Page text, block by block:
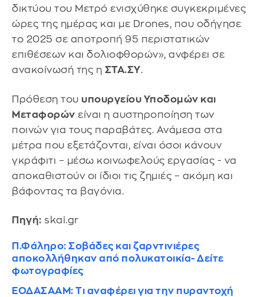
δικτύου του Μετρό ενισχύθηκε συγκεκριμένες
ώρες της ημέρας και με Drones, που οδήγησε
το 2025 σε αποτροπή 95 περιστατικών
επιθέσεων και δολιοφθορών», ανφέρει σε
ανακοίνωσή της η ΣΤΑ.ΣΥ.
Πρόθεση του υπουργείου Υποδομών και
Μεταφορών είναι η αυστηροποίηση των
ποινών για τους παραβάτες. Ανάμεσα στα
μέτρα που εξετάζονται, είναι όσοι κάνουν
γκράφιτι – μέσω κοινωφελούς εργασίας - να
αποκαθιστούν οι ίδιοι τις ζημιές – ακόμη και
βάφοντας τα βαγόνια.
Πηγή: skai.gr
Π.Φάληρο: Σοβάδες και ζαρντινιέρες
αποκολλήθηκαν από πολυκατοικία- Δείτε
φωτογραφίες
ΕΟΔΑΣΑΑΜ: Τι αναφέρει για την πυραντοχή